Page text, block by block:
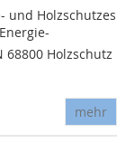
und Holzschutzes
Holzschutz 
mehr